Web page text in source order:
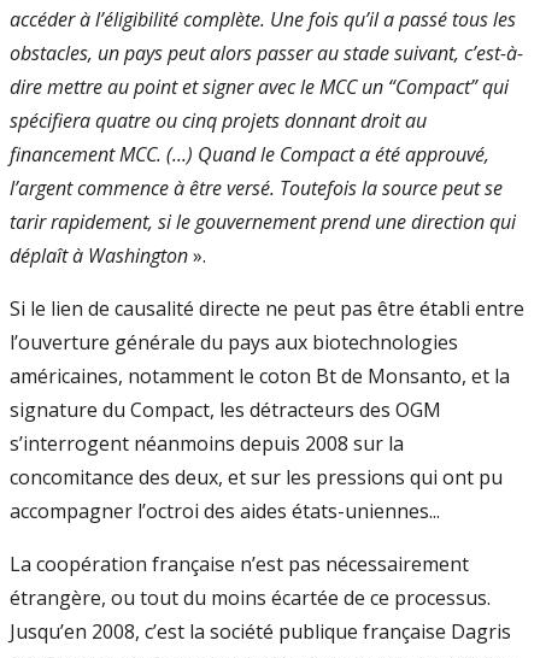
accéder à l’éligibilité complète. Une fois qu’il a passé tous les
obstacles, un pays peut alors passer au stade suivant, c’est-à-
dire mettre au point et signer avec le MCC un “Compact” qui
spécifiera quatre ou cinq projets donnant droit au
financement MCC. (...) Quand le Compact a été approuvé,
l’argent commence à être versé. Toutefois la source peut se
tarir rapidement, si le gouvernement prend une direction qui
déplaît à Washington».
Si le lien de causalité directe ne peut pas être établi entre
l’ouverture générale du pays aux biotechnologies
américaines, notamment le coton Bt de Monsanto, et la
signature du Compact, les détracteurs des OGM
s’interrogent néanmoins depuis 2008 sur la
concomitance des deux, et sur les pressions qui ont pu
accompagner l’octroi des aides états-uniennes...
La coopération française n’est pas nécessairement
étrangère, ou tout du moins écartée de ce processus.
Jusqu’en 2008, c’est la société publique française Dagris